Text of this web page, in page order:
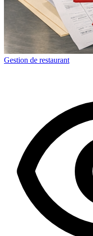
Gestion de restaurant